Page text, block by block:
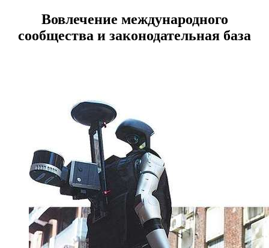
Вовлечение международного
сообщества и законодательная база